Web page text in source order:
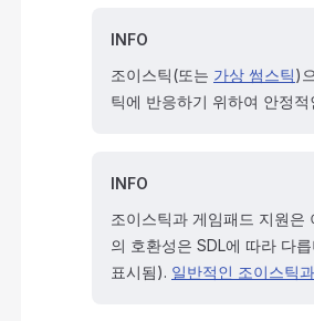
INFO
조이스틱(또는 가상 썸스틱)
틱에 반응하기 위하여 안정
INFO
조이스틱과 게임패드 지원은
의 호환성은 SDL에 따라 다
표시됨). 일반적인 조이스틱